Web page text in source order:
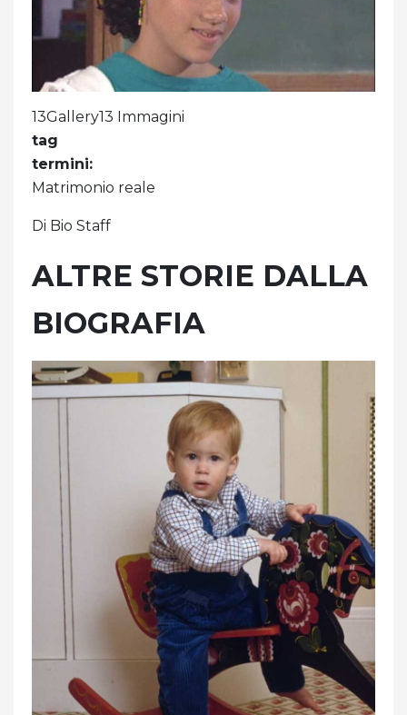
13Gallery13 Immagini
tag
termini:
Matrimonio reale
Di Bio Staff
ALTRE STORIE DALLA
BIOGRAFIA